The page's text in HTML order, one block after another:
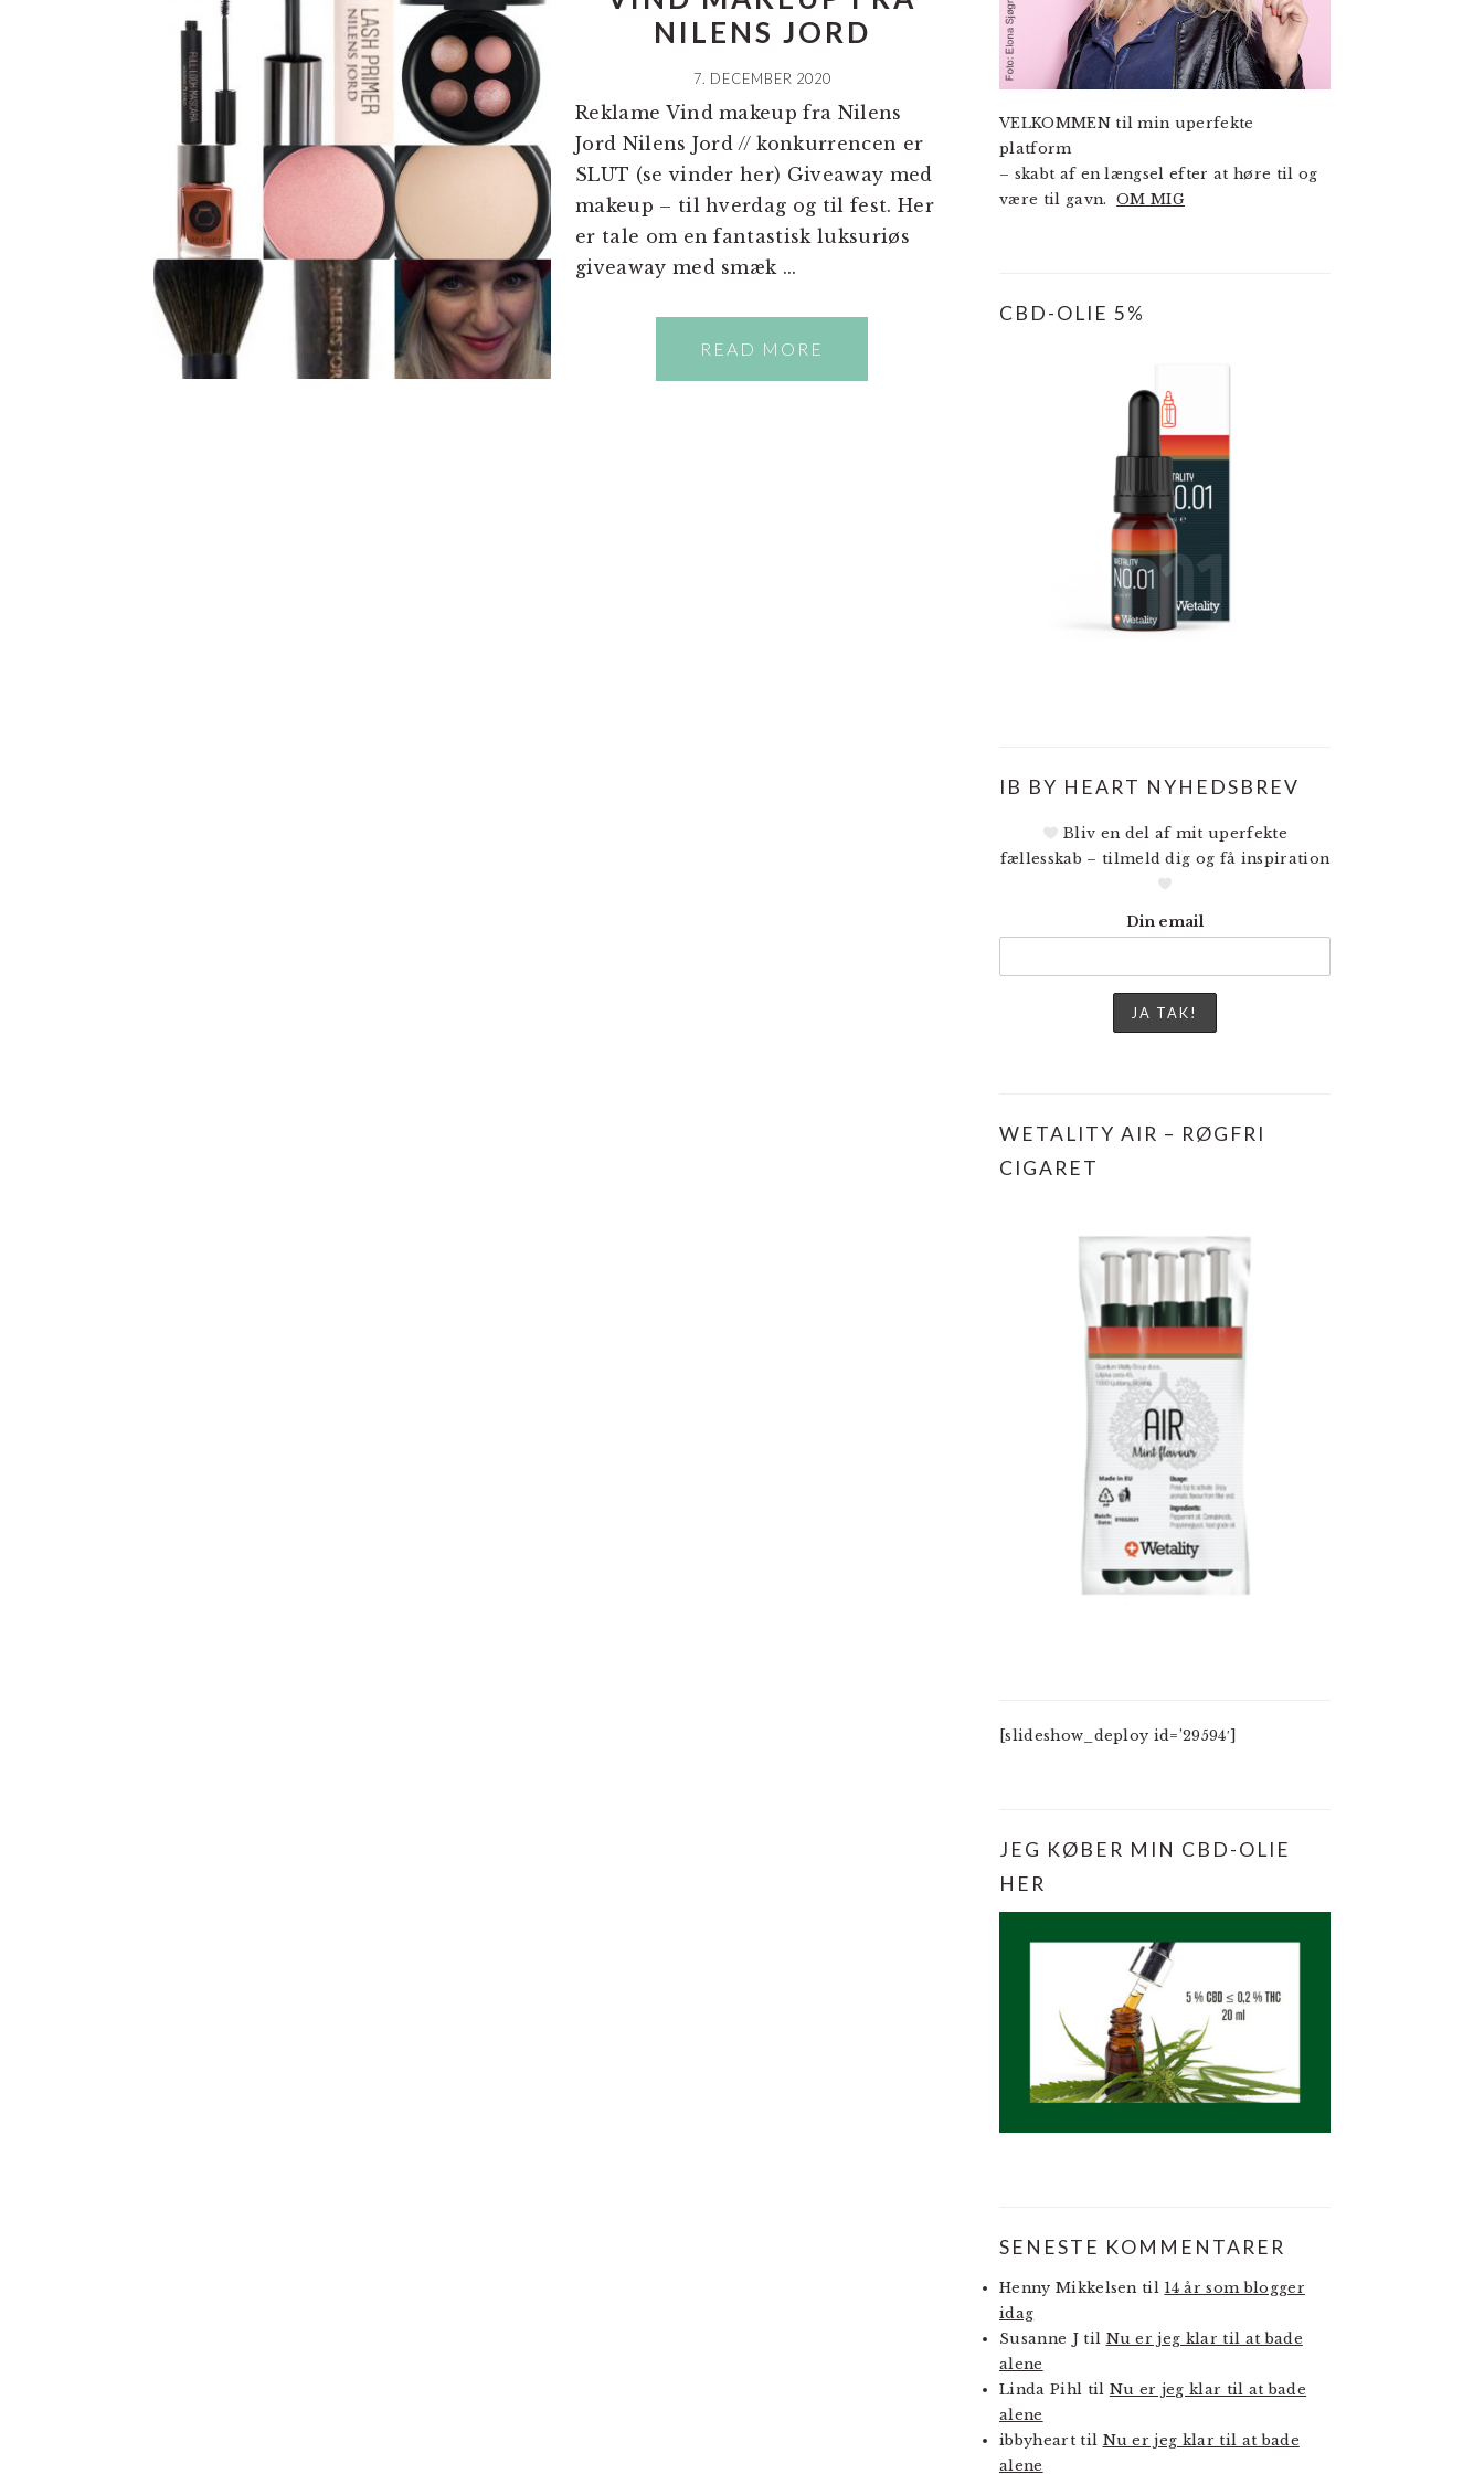
NILENS JORD
7. DECEMBER 2020
Reklame Vind makeup fra Nilens
Jord Nilens Jord // konkurrencen er
SLUT (se vinder her) Giveaway med
makeup – til hverdag og til fest. Her
er tale om en fantastisk luksuriøs
giveaway med smæk ...
READ MORE
VELKOMMEN til min uperfekte
platform
– skabt af en længsel efter at høre til og
være til gavn.OM MIG
CBD-OLIE 5%
IB BY HEART NYHEDSBREV
Bliv en del af mit uperfekte
fællesskab – tilmeld dig og få inspiration
Din email
WETALITY AIR – RØGFRI
CIGARET
[slideshow_deploy id=’29594′]
JEG KØBER MIN CBD-OLIE
HER
SENESTE KOMMENTARER
Henny Mikkelsen til 14 år som blogger
idag
Susanne Jtil Nu er jeg klar til at bade
alene
Linda Pihl til Nu er jeg klar til at bade
alene
ibbyhearttil Nu er jeg klar til at bade
alene